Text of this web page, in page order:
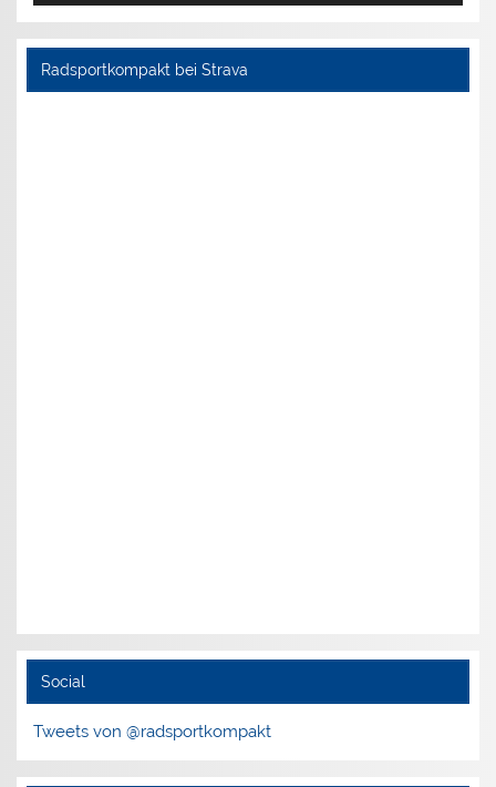
Radsportkompakt bei Strava
Social
Tweets von @radsportkompakt